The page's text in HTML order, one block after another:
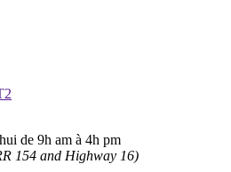
de 9h am à 4h pm
154 and Highway 16)